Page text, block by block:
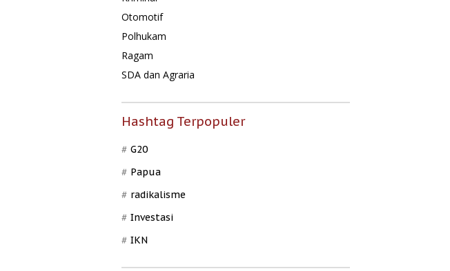
Otomotif
Polhukam
Ragam
SDA dan Agraria
Hashtag Terpopuler
G20
Papua
radikalisme
Investasi
IKN